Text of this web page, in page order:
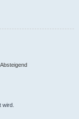
Absteigend